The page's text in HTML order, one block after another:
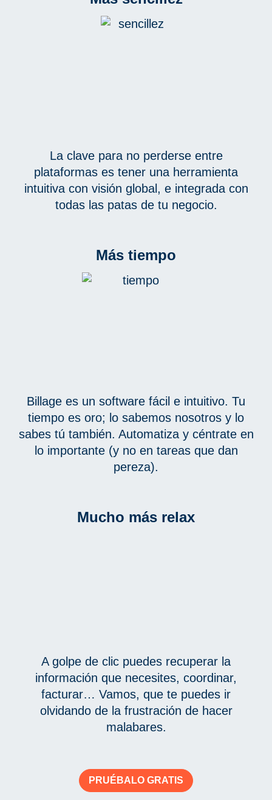
La clave para no perderse entre
plataformas es tener una herramienta
intuitiva con visión global, e integrada con
todas las patas de tu negocio.
Más tiempo
Billage es un software fácil e intuitivo. Tu
tiempo es oro; lo sabemos nosotros y lo
sabes tú también. Automatiza y céntrate en
lo importante (y no en tareas que dan
pereza).
Mucho más relax
A golpe de clic puedes recuperar la
información que necesites, coordinar,
facturar… Vamos, que te puedes ir
olvidando de la frustración de hacer
malabares.
PRUÉBALO GRATIS